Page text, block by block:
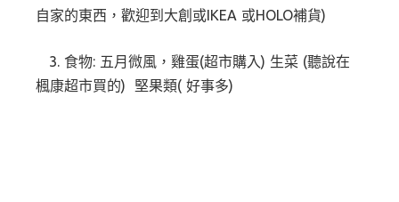
自家的東西，歡迎到大創或IKEA 或HOLO補貨)
3. 食物: 五月微風，雞蛋(超市購入) 生菜 (聽說在
楓康超市買的) 堅果類( 好事多)